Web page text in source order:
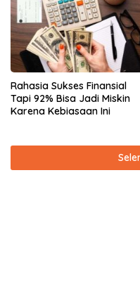
Rahasia Sukses Finansial
Tapi 92% Bisa Jadi Miskin
Karena Kebiasaan Ini